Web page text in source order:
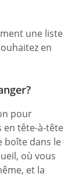
une liste
en
pour
en tête-à-tête
boîte dans le
où vous
et la